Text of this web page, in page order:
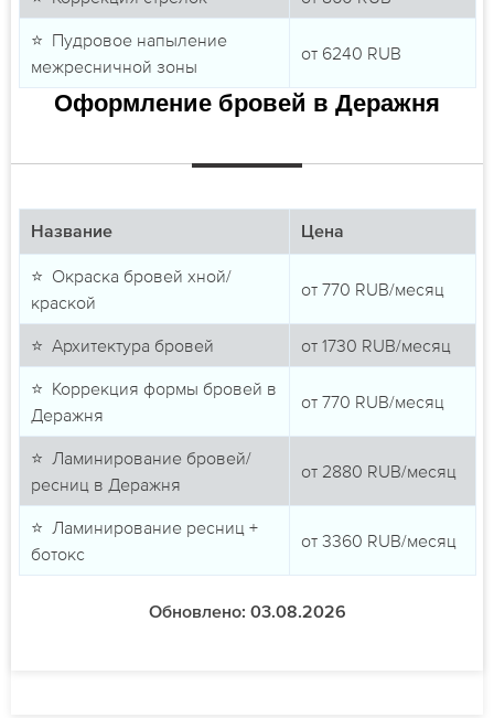
⭐ Пудровое напыление
межресничной зоны
от 6240 RUB
Оформление бровей в Деражня
Название Цена
⭐ Окраска бровей хной/
краской
от 770 RUB/месяц
⭐ Архитектура бровей от 1730 RUB/месяц
⭐ Коррекция формы бровей в
Деражня
от 770 RUB/месяц
⭐ Ламинирование бровей/
ресниц в Деражня
от 2880 RUB/месяц
⭐ Ламинирование ресниц +
ботокс
от 3360 RUB/месяц
Обновлено: 03.08.2026